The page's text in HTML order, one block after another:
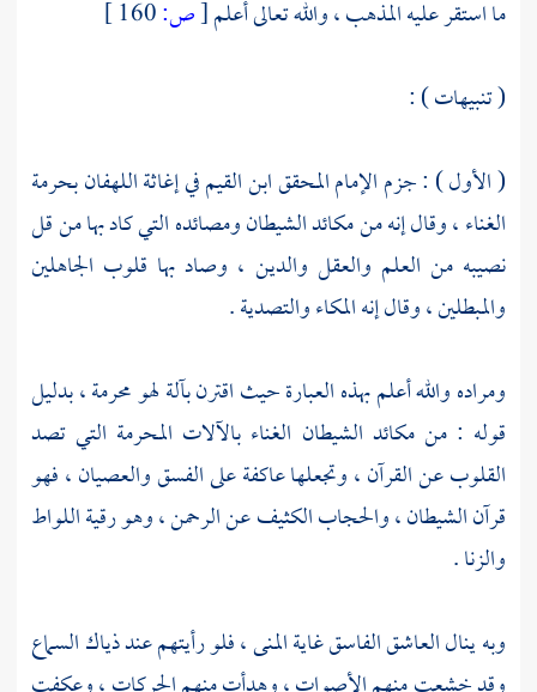
ما استقر عليه المذهب ، والله تعالى أعلم[ص:
( تنبيهات ) :
( الأول ) : جزم الإمام المحققابن القيمفي إغاثة اللهفان بحرمة
الغناء ، وقال إنه من مكائد الشيطان ومصائده التي كاد بها من قل
نصيبه من العلم والعقل والدين ، وصاد بها قلوب الجاهلين
والمبطلين ، وقال إنه المكاء والتصدية .
ومراده والله أعلم بهذه العبارة حيث اقترن بآلة لهو محرمة ، بدليل
قوله : من مكائد الشيطان الغناء بالآلات المحرمة التي تصد
القلوب عن القرآن ، وتجعلها عاكفة على الفسق والعصيان ، فهو
قرآن الشيطان ، والحجاب الكثيف عن الرحمن ، وهو رقية اللواط
والزنا .
وبه ينال العاشق الفاسق غاية المنى ، فلو رأيتهم عند ذياك السماع